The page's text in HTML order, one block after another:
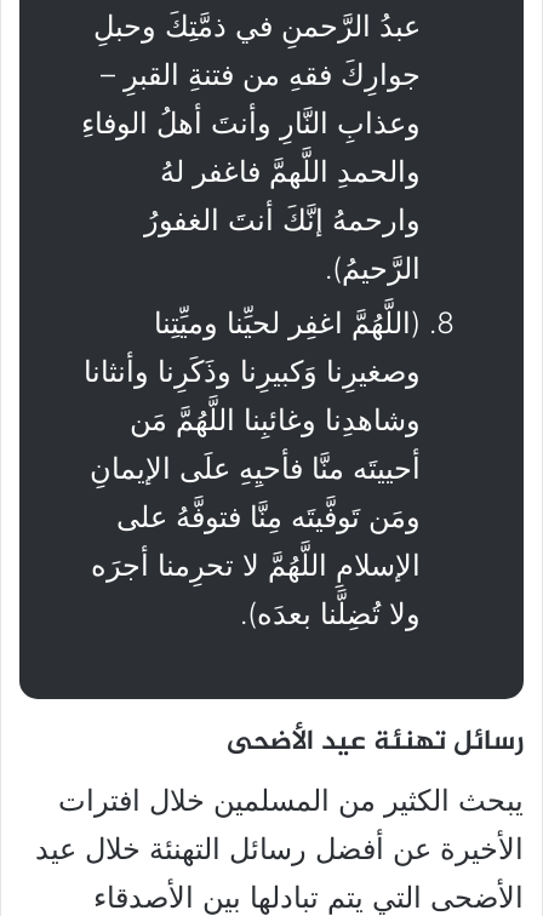
عبدُ الرَّحمنِ في ذمَّتِكَ وحبلِ
جوارِكَ فقهِ من فتنةِ القبرِ –
وعذابِ النَّارِ وأنتَ أهلُ الوفاءِ
والحمدِ اللَّهمَّ فاغفر لهُ
وارحمهُ إنَّكَ أنتَ الغفورُ
الرَّحيمُ).
(اللَّهُمَّ اغفِر لحيِّنا وميِّتِنا
وصغيرِنا وَكبيرِنا وذَكَرِنا وأنثانا
وشاهدِنا وغائبِنا اللَّهُمَّ مَن
أحييتَه منَّا فأحيِهِ علَى الإيمانِ
ومَن تَوفَّيتَه مِنَّا فتوفَّهُ على
الإسلامِ اللَّهُمَّ لا تحرِمنا أجرَه
ولا تُضِلَّنا بعدَه).
رسائل تهنئة عيد الأضحى
يبحث الكثير من المسلمين خلال افترات
الأخيرة عن أفضل رسائل التهنئة خلال عيد
الأضحى التي يتم تبادلها بين الأصدقاء